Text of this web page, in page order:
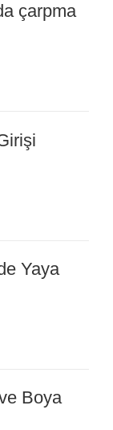
çarpma
Yaya
Boya